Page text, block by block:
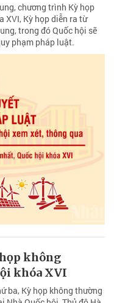
chương trình Kỳ họp
XVI, Kỳ họp diễn ra từ
trong đó Quốc hội sẽ
phạm pháp luật.
không
khóa XVI
ba, Kỳ họp không thường